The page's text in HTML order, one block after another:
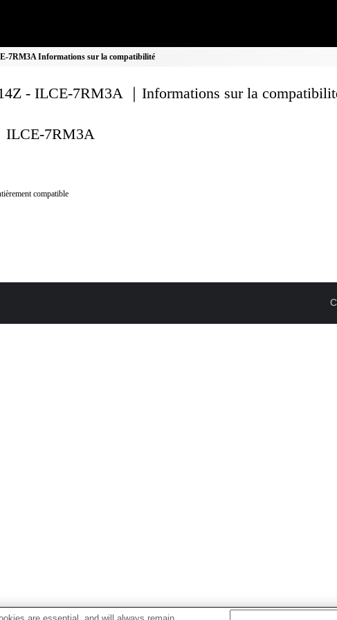
7RM3A Informations sur la compatibilité
- ILCE-7RM3A ｜Informations sur la
ILCE-7RM3A
compatible